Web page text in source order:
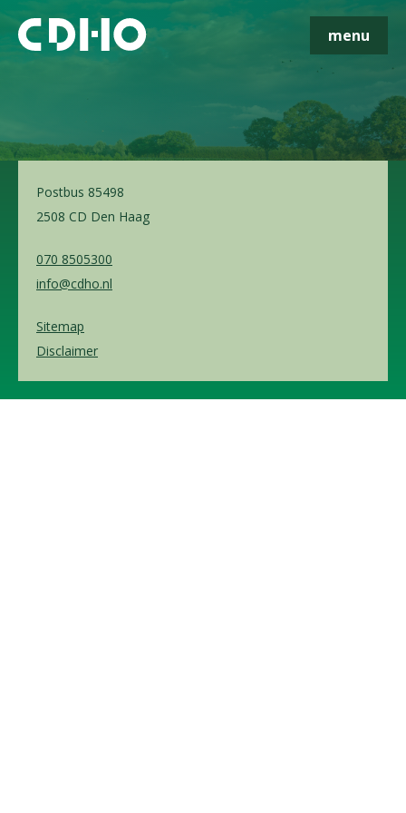
menu
2514 JG Den Haag
Postbus 85498
2508 CD Den Haag
070 8505300
info@cdho.nl
Sitemap
Disclaimer